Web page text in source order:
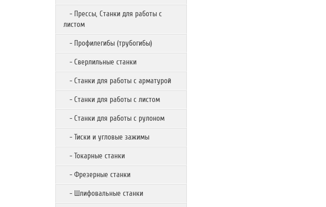
- Прессы, Станки для работы с
листом
- Профилегибы (трубогибы)
- Сверлильные станки
- Станки для работы с арматурой
- Станки для работы с листом
- Станки для работы с рулоном
- Тиски и угловые зажимы
- Токарные станки
- Фрезерные станки
- Шлифовальные станки